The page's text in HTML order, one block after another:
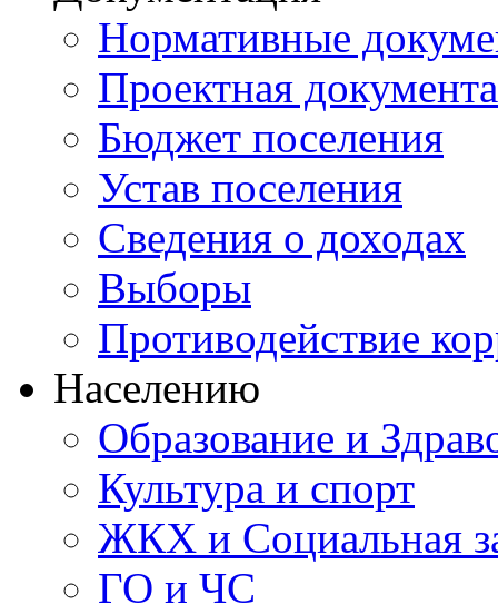
Нормативные
Проектная
Бюджет поселения
Устав поселения
Сведения о доходах
Выборы
Противодействие
Населению
Образование и
Культура и спорт
ЖКХ и Социальная
ГО и ЧС